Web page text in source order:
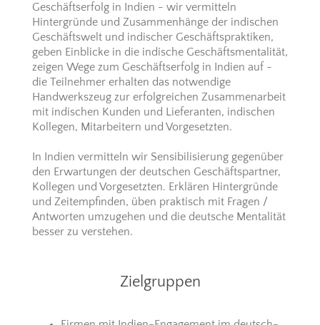
Geschäftserfolg in Indien - wir vermitteln
Hintergründe und Zusammenhänge der indischen
Geschäftswelt und indischer Geschäftspraktiken,
geben Einblicke in die indische Geschäftsmentalität,
zeigen Wege zum Geschäftserfolg in Indien auf -
die Teilnehmer erhalten das notwendige
Handwerkszeug zur erfolgreichen Zusammenarbeit
mit indischen Kunden und Lieferanten, indischen
Kollegen, Mitarbeitern und Vorgesetzten.
In Indien vermitteln wir Sensibilisierung gegenüber
den Erwartungen der deutschen Geschäftspartner,
Kollegen und Vorgesetzten. Erklären Hintergründe
und Zeitempfinden, üben praktisch mit Fragen /
Antworten umzugehen und die deutsche Mentalität
besser zu verstehen.
Zielgruppen